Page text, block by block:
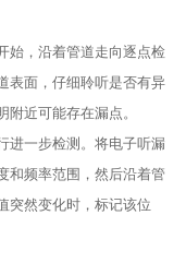
始，沿着管道走向逐点检
表面，仔细聆听是否有异
近可能存在漏点。​
进一步检测。将电子听漏
和频率范围，然后沿着管
突然变化时，标记该位